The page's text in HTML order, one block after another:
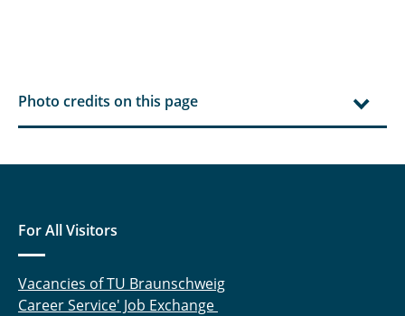
Photo credits on this page
For All Visitors
Vacancies of TU Braunschweig
Career Service' Job Exchange